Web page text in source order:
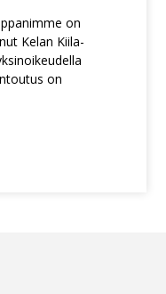
on
Kelan Kiila-
on